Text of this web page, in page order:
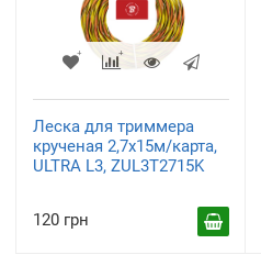
Леска для триммера
крученая 2,7x15м/карта,
ULTRA L3, ZUL3T2715K
120 грн